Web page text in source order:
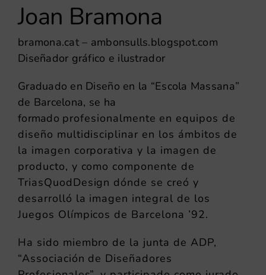
Joan Bramona
bramona.cat– ambonsulls.blogspot.com
Diseñador gráfico e ilustrador
Graduado en Diseño en la “Escola Massana”
de Barcelona, se ha
formado profesionalmente en equipos de
diseño multidisciplinar en los ámbitos de
la imagen corporativa y la imagen de
producto, y como componente de
TriasQuodDesign dónde se creó y
desarrolló la imagen integral de los
Juegos Olímpicos de Barcelona ’92.
Ha sido miembro de la junta de ADP,
“Associación de Diseñadores